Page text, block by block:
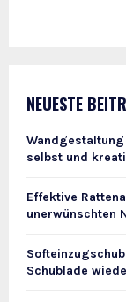
NEUESTE
selbst und
Effektive
unerwünschten
Schublade